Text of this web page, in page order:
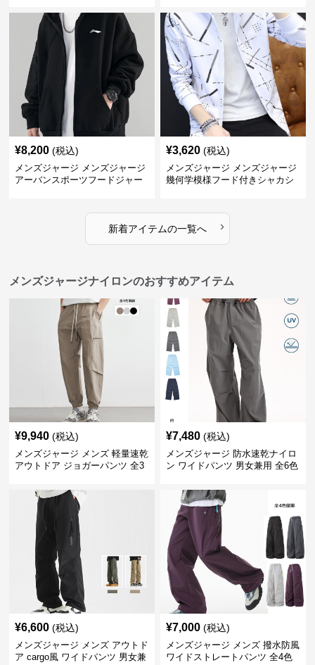
¥8,200 (税込)
メンズジャージ メンズジャージ
アーバンスポーツフードジャー
¥3,620 (税込)
メンズジャージ メンズジャージ
幾何学模様フード付きシャカシ
新着アイテムの一覧へ ›
メンズジャージナイロンのおすすめアイテム
¥9,940 (税込)
メンズジャージ メンズ 軽量速乾
アウトドア ジョガーパンツ 全3
¥7,480 (税込)
メンズジャージ 防水速乾ナイロ
ン ワイドパンツ 男女兼用 全6色
¥6,600 (税込)
メンズジャージ メンズ アウトド
ア cargo風 ワイドパンツ 男女兼
¥7,000 (税込)
メンズジャージ メンズ 撥水防風
ワイドストレートパンツ 全4色